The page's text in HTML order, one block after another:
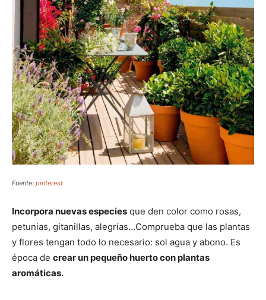
Fuente: pinterest
Incorpora nuevas especies que den color como rosas,
petunias, gitanillas, alegrías…Comprueba que las plantas
y flores tengan todo lo necesario: sol agua y abono. Es
época de crear un pequeño huerto con plantas
aromáticas.